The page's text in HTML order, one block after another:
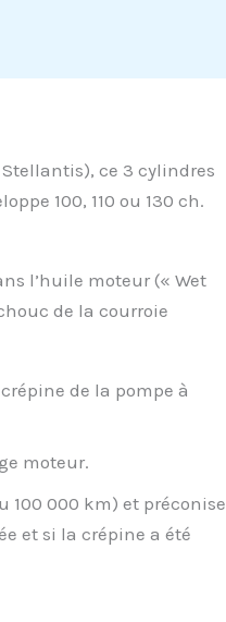
Stellantis), ce 3 cylindres
100, 110 ou 130 ch.
l’huile moteur (« Wet
de la courroie
de la pompe à
moteur.
100 000 km) et préconise
et si la crépine a été